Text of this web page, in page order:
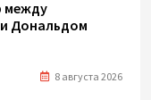
между
Дональдом
8 августа 2026